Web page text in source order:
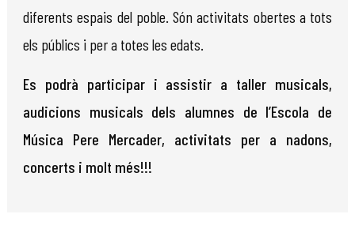
diferents espais del poble. Són activitats obertes a tots
els públics i per a totes les edats.
Es podrà participar i assistir a taller musicals,
audicions musicals dels alumnes de l’Escola de
Música Pere Mercader, activitats per a nadons,
concerts i molt més!!!